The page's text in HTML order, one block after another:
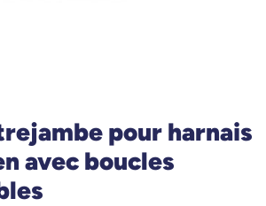
pour harnais
avec boucles